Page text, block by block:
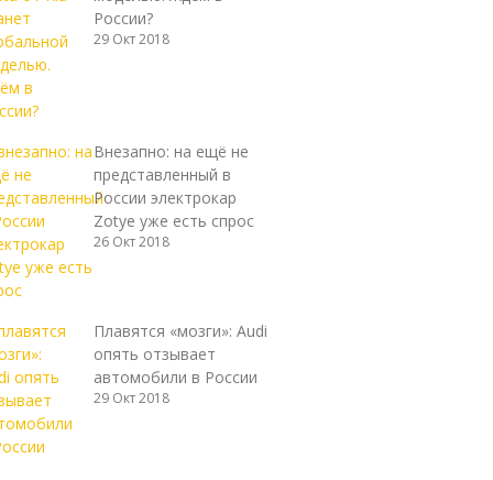
России?
29 Окт 2018
Внезапно: на ещё не
представленный в
России электрокар
Zotye уже есть спрос
26 Окт 2018
Плавятся «мозги»: Audi
опять отзывает
автомобили в России
29 Окт 2018